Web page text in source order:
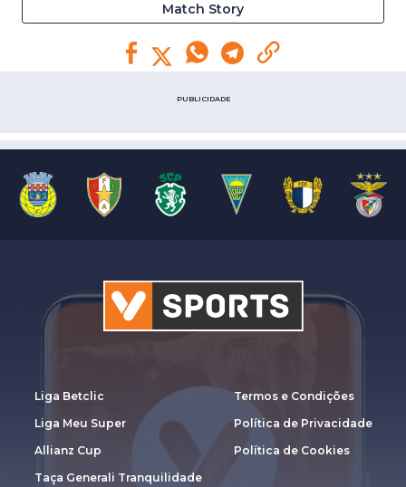
Match Story
PUBLICIDADE
Liga Betclic
Liga Meu Super
Allianz Cup
Taça Generali Tranquilidade
Termos e Condições
Política de Privacidade
Política de Cookies